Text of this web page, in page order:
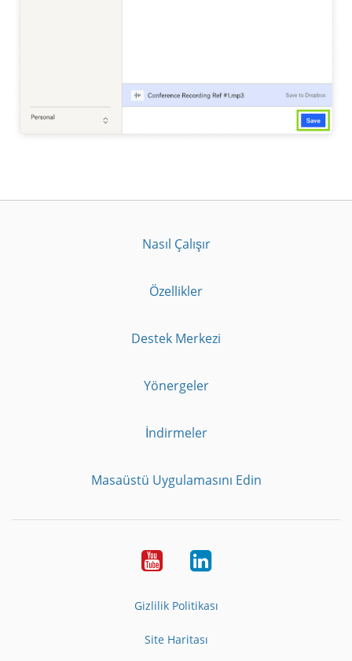
Nasıl Çalışır
Özellikler
Destek Merkezi
Yönergeler
İndirmeler
Masaüstü Uygulamasını Edin
YoutubeLinkedIn
Gizlilik Politikası
Site Haritası